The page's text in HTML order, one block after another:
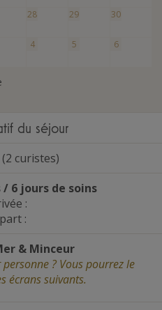
28 29 30
4 5 6
du séjour
curistes)
6 jours de soins
:
:
& Minceur
? Vous pourrez le
écrans suivants.